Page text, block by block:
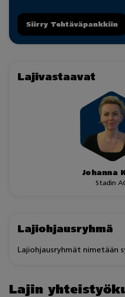
Siirry Tehtäväpankkiin
Lajivastaavat
Johanna
Stadin
Lajiohjausryhmä
Lajiohjausryhmät nimetään
Lajin